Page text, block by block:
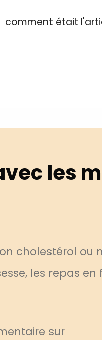
comment était
les
cholestérol ou
les repas
sur